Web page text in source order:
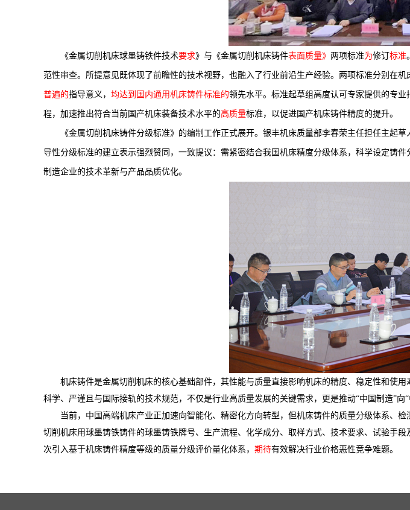
《金属切削机床球墨铸铁件技术要求》与《金属切削机床铸件表面质量》 两项标准为修订 标准
范性审查。所提意见既体现了前瞻性的技术视野，也融入了行业前沿生产经验。两项标准分别在机
普遍的指导意义， 均达到国内通用机床铸件标准的领先水平。标准起草组高度认可专家提供的专
程，加速推出符合当前国产机床装备技术水平的高质量标准， 以促进国产机床铸件精度的提升。
《金属切削机床铸件分级标准》的编制工作正式展开。银丰机床质量部李春荣主任担任主起草
导性分级标准的建立表示强烈赞同，一致提议：需紧密结合我国机床精度分级体系，科学设定铸
制造企业的技术革新与产品品质优化。
机床铸件是金属切削机床的核心基础部件，其性能与质量直接影响机床的精度、稳定性和使
科学、严谨且与国际接轨的技术规范，不仅是行业高质量发展的关键需求，更是推动“中国制造”向
当前，中国高端机床产业正加速向智能化、精密化方向转型，但机床铸件的质量分级体系、
切削机床用球墨铸铁铸件的球墨铸铁牌号、生产流程、化学成分、取样方式、技术要求、试验手
次引入基于机床铸件精度等级的质量分级评价量化体系， 期待有效解决行业价格恶性竞争难题。